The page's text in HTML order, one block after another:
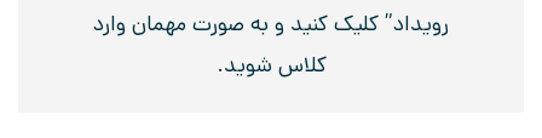
رویداد” کلیک کنید و به صورت مهمان وارد
کلاس شوید.